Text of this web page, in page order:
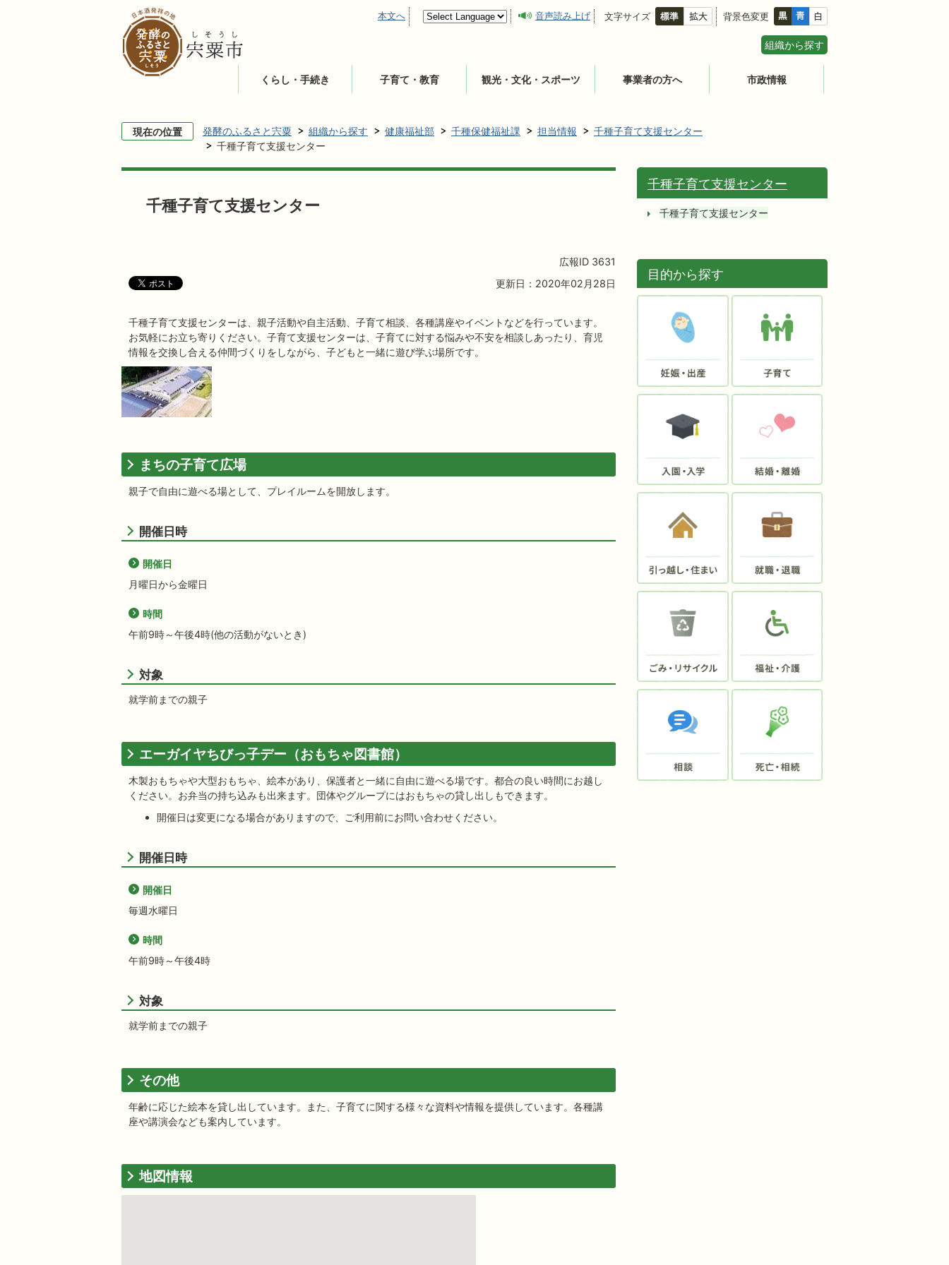
本文へ 音声読み上げ 文字サイズ 背景色変更
組織から探す
くらし・手続き 子育て・教育 観光・文化・スポーツ 事業者の方へ 市政情報
現在の位置 発酵のふるさと宍粟 組織から探す 健康福祉部 千種保健福祉課 担当情報
千種子育て支援センター
千種子育て支援センター
千種子育て支援センター
広報ID 3631
更新日：2020年02月28日
千種子育て支援センターは、親子活動や自主活動、子育て相談、各種講座やイベントなどを行っています。
お気軽にお立ち寄りください。子育て支援センターは、子育てに対する悩みや不安を相談しあったり、育児
情報を交換し合える仲間づくりをしながら、子どもと一緒に遊び学ぶ場所です。
まちの子育て広場
親子で自由に遊べる場として、プレイルームを開放します。
開催日時
開催日
月曜日から金曜日
時間
午前9時～午後4時(他の活動がないとき)
対象
就学前までの親子
エーガイヤちびっ子デー（おもちゃ図書館）
木製おもちゃや大型おもちゃ、絵本があり、保護者と一緒に自由に遊べる場です。都合の良い時間にお越し
ください。お弁当の持ち込みも出来ます。団体やグループにはおもちゃの貸し出しもできます。
開催日は変更になる場合がありますので、ご利用前にお問い合わせください。
開催日時
開催日
毎週水曜日
時間
午前9時～午後4時
対象
就学前までの親子
その他
年齢に応じた絵本を貸し出しています。また、子育てに関する様々な資料や情報を提供しています。各種講
座や講演会なども案内しています。
地図情報
千種子育て支援センター
千種子育て支援センター
目的から探す